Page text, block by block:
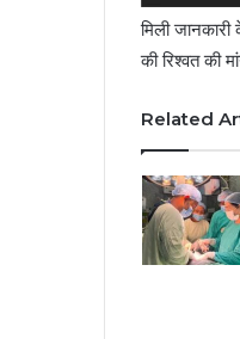
मिली
की रिश्वत की
Related